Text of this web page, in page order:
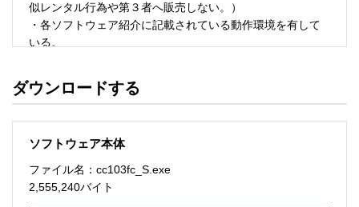
似レンタル行為や第３者へ販売しない。）
・各ソフトウェア紹介に記載されている動作環境を有して
いる。
・ソフトウェアを改変、またはリバースエンジニアリング
ソフトウェアのサポート
・本サーバでは、ユーザーサポートは行いません。搭載ソ
ダウンロードする
ソフトウェア本体
ファイル名：cc103fc_S.exe
2,555,240バイト